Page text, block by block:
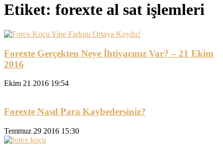
Etiket: forexte al sat işlemleri
Forexte Gerçekten Neye İhtiyacınız Var? – 21 Ekim
2016
Ekim 21 2016 19:54
Forexte Nasıl Para Kaybedersiniz?
Temmuz 29 2016 15:30